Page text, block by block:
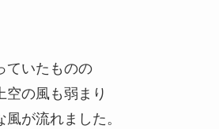
ていたものの
空の風も弱まり
が流れました。